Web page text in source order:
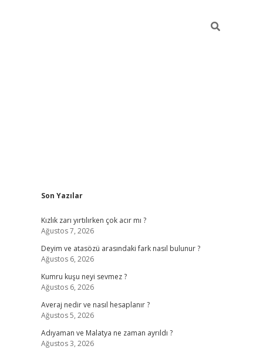
Sidebar
Son Yazılar
Kızlık zarı yırtılırken çok acır mı ?
Ağustos 7, 2026
Deyim ve atasözü arasındaki fark nasıl bulunur ?
Ağustos 6, 2026
Kumru kuşu neyi sevmez ?
Ağustos 6, 2026
Averaj nedir ve nasıl hesaplanır ?
Ağustos 5, 2026
Adıyaman ve Malatya ne zaman ayrıldı ?
Ağustos 3, 2026
sitesigrandoperabet giriş